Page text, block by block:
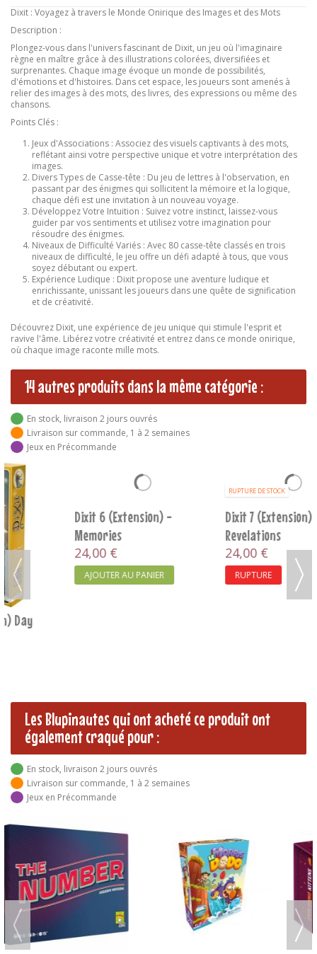
Dixit : Voyagez à travers le Monde Onirique des Images et des Mots
Description :
Plongez-vous dans l'univers fascinant de Dixit, un jeu où l'imaginaire
règne en maître grâce à des illustrations colorées, diversifiées et
surprenantes. Chaque image évoque un monde de possibilités,
d'émotions et d'histoires. Dans cet espace, les joueurs sont amenés à
relier des images à des mots, des livres, des expressions ou même des
chansons.
Points Clés :
Jeux d'Associations : Associez des visuels captivants à des mots,
reflétant ainsi votre perspective unique et votre interprétation des
images.
Divers Types de Casse-tête : Du jeu de lettres à l'observation, en
passant par des énigmes qui sollicitent la mémoire et la logique,
chaque défi est une invitation à un nouveau voyage.
Développez Votre Intuition : Suivez votre instinct, laissez-vous
guider par vos sentiments et utilisez votre imagination pour
résoudre des énigmes.
Niveaux de Difficulté Variés : Avec 80 casse-tête classés en trois
niveaux de difficulté, le jeu offre un défi adapté à tous, que vous
soyez débutant ou expert.
Expérience Ludique : Dixit propose une aventure ludique et
enrichissante, unissant les joueurs dans une quête de signification
et de créativité.
Découvrez Dixit, une expérience de jeu unique qui stimule l'esprit et
ravive l'âme. Libérez votre créativité et entrez dans ce monde onirique,
où chaque image raconte mille mots.
14 autres produits dans la même catégorie :
En stock, livraison 2 jours ouvrés
Livraison sur commande, 1 à 2 semaines
Jeux en Précommande
Dixit 6 (Extension) -
Memories
24,00 €
AJOUTER AU PANIER
Dixit 7 (Extension) -
Les Blupinautes qui ont acheté ce produit ont
également craqué pour :
En stock, livraison 2 jours ouvrés
Livraison sur commande, 1 à 2 semaines
Jeux en Précommande